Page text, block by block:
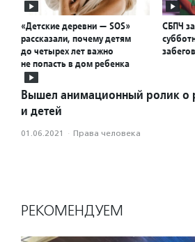
«Детские деревни — SOS»
рассказали, почему детям
до четырех лет важно
не попасть в дом ребенка
СБПЧ
забегов
Вышел анимационный ролик о
и детей
01.06.2021 · Права человека
РЕКОМЕНДУЕМ